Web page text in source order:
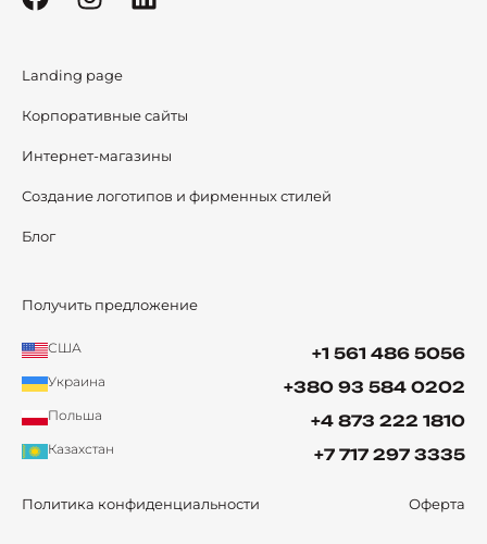
Landing page
Корпоративные сайты
Интернет-магазины
Создание логотипов и фирменных стилей
Блог
Получить предложение
США +1 561 486 5056
Украина +380 93 584 0202
Польша +4 873 222 1810
Казахстан +7 717 297 3335
Политика конфиденциальности Оферта